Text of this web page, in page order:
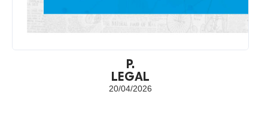
P.
LEGAL
20/04/2026